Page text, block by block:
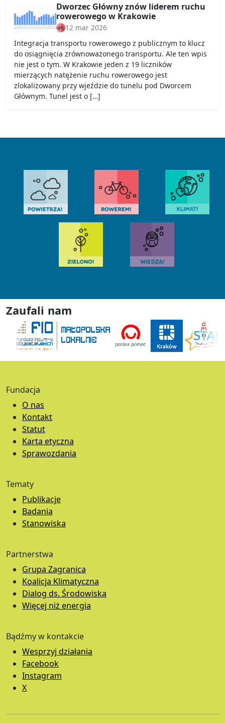
Dworzec Główny znów liderem ruchu
rowerowego w Krakowie
12 mar 2026
Integracja transportu rowerowego z publicznym to klucz
do osiągnięcia zrównoważonego transportu. Ale ten wpis
nie jest o tym. W Krakowie jeden z 19 liczników
mierzących natężenie ruchu rowerowego jest
zlokalizowany przy wjeździe do tunelu pod Dworcem
Głównym. Tunel jest o […]
Zaufali nam
Fundacja
O nas
Kontakt
Statut
Karta etyczna
Sprawozdania
Tematy
Publikacje
Badania
Stanowiska
Partnerstwa
Grupa Zagranica
Koalicja Klimatyczna
Dialog ds. Środowiska
Więcej niż energia
Bądźmy w kontakcie
Wesprzyj działania
Facebook
Instagram
X